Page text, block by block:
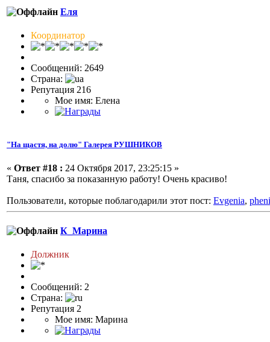
Еля
Координатор
Сообщений: 2649
Страна:
Репутация 216
Мое имя: Елена
"На щастя, на долю" Галерея РУШНИКОВ
« Ответ #18 : 24 Октября 2017, 23:25:15 »
Таня, спасибо за показанную работу! Очень красиво!
Пользователи, которые поблагодарили этот пост: Evgenia,
К_Марина
Должник
Сообщений: 2
Страна:
Репутация 2
Мое имя: Марина